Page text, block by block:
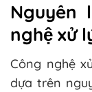
Nguyên
nghệ xử
Công nghệ
dựa trên